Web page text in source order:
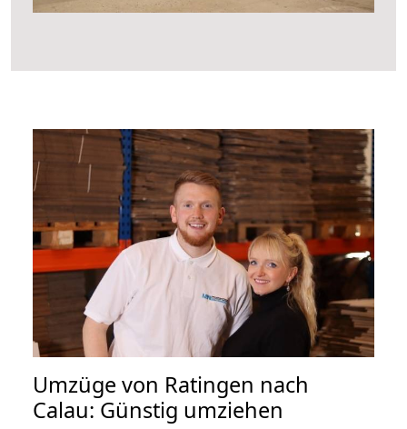
Umzüge von Ratingen nach
Calau: Günstig umziehen